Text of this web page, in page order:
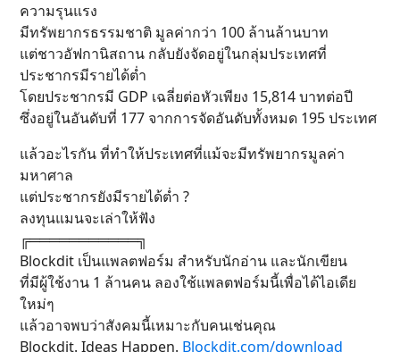
ความรุนแรง
มีทรัพยากรธรรมชาติ มูลค่ากว่า 100 ล้านล้านบาท
แต่ชาวอัฟกานิสถาน กลับยังจัดอยู่ในกลุ่มประเทศที่
ประชากรมีรายได้ต่ำ
โดยประชากรมี GDP เฉลี่ยต่อหัวเพียง 15,814 บาทต่อปี
ซึ่งอยู่ในอันดับที่ 177 จากการจัดอันดับทั้งหมด 195 ประเทศ
แล้วอะไรกัน ที่ทำให้ประเทศที่แม้จะมีทรัพยากรมูลค่า
มหาศาล
แต่ประชากรยังมีรายได้ต่ำ ?
ลงทุนแมนจะเล่าให้ฟัง
╔═══════════╗
Blockdit เป็นแพลตฟอร์ม สำหรับนักอ่าน และนักเขียน
ที่มีผู้ใช้งาน 1 ล้านคน ลองใช้แพลตฟอร์มนี้เพื่อได้ไอเดีย
ใหม่ๆ
แล้วอาจพบว่าสังคมนี้เหมาะกับคนเช่นคุณ
Blockdit. Ideas Happen. Blockdit.com/download